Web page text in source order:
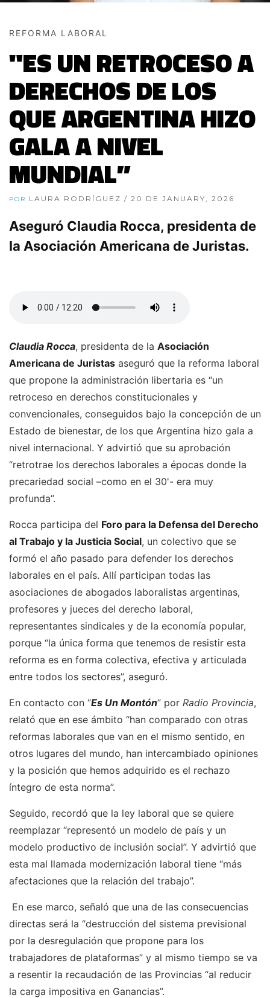
REFORMA LABORAL
"ES UN RETROCESO A
DERECHOS DE LOS
QUE ARGENTINA HIZO
GALA A NIVEL
MUNDIAL”
POR LAURA RODRÍGUEZ / 20 DE JANUARY, 2026
Aseguró Claudia Rocca, presidenta de
la Asociación Americana de Juristas.
Claudia Rocca, presidenta de la Asociación
Americana de Juristas aseguró que la reforma laboral
que propone la administración libertaria es “un
retroceso en derechos constitucionales y
convencionales, conseguidos bajo la concepción de un
Estado de bienestar, de los que Argentina hizo gala a
nivel internacional. Y advirtió que su aprobación
“retrotrae los derechos laborales a épocas donde la
precariedad social –como en el 30'- era muy
profunda”.
Rocca participa del Foro para la Defensa del Derecho
al Trabajo y la Justicia Social, un colectivo que se
formó el año pasado para defender los derechos
laborales en el país. Allí participan todas las
asociaciones de abogados laboralistas argentinas,
profesores y jueces del derecho laboral,
representantes sindicales y de la economía popular,
porque “la única forma que tenemos de resistir esta
reforma es en forma colectiva, efectiva y articulada
entre todos los sectores”, aseguró.
En contacto con “Es Un Montón” por Radio Provincia,
relató que en ese ámbito “han comparado con otras
reformas laborales que van en el mismo sentido, en
otros lugares del mundo, han intercambiado opiniones
y la posición que hemos adquirido es el rechazo
íntegro de esta norma”.
Seguido, recordó que la ley laboral que se quiere
reemplazar “representó un modelo de país y un
modelo productivo de inclusión social”. Y advirtió que
esta mal llamada modernización laboral tiene “más
afectaciones que la relación del trabajo”.
En ese marco, señaló que una de las consecuencias
directas será la “destrucción del sistema previsional
por la desregulación que propone para los
trabajadores de plataformas” y al mismo tiempo se va
a resentir la recaudación de las Provincias “al reducir
la carga impositiva en Ganancias”.